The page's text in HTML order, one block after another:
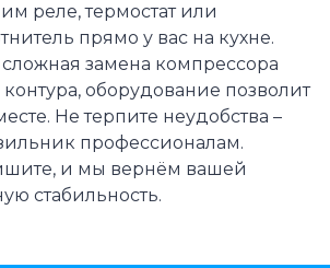
реле, термостат или
прямо у вас на кухне.
сложная замена компрессора
оборудование позволит
Не терпите неудобства –
профессионалам.
и мы вернём вашей
стабильность.